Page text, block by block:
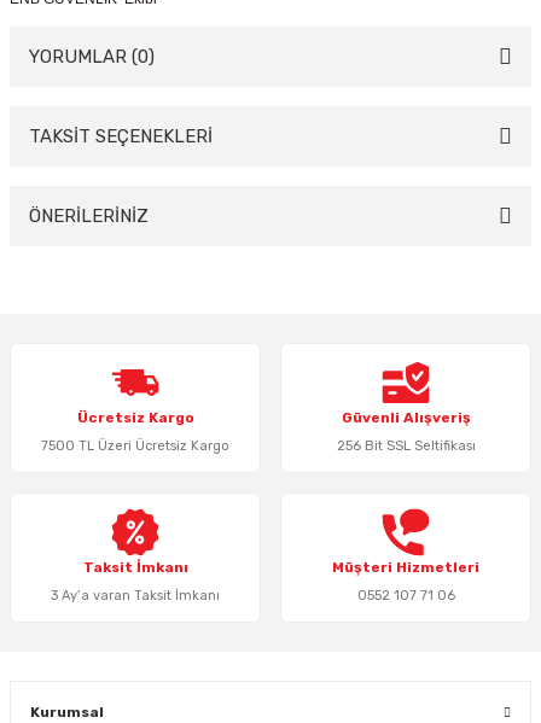
YORUMLAR (0)
Bu ürüne ilk yorumu siz yapın!
TAKSİT SEÇENEKLERİ
ÖNERİLERİNİZ
Ürün resmi kalitesiz, bozuk veya görüntülenemiyor.
Ürün açıklamasında eksik bilgiler bulunuyor.
Ürün bilgilerinde hatalar bulunuyor.
Bu ürüne benzer farklı alternatifler olmalı.
Ücretsiz Kargo
7500 TL Üzeri Ücretsiz Kargo
Güvenli Alışveriş
256 Bit SSL Seltifikası
Taksit İmkanı
3 Ay’a varan Taksit İmkanı
Müşteri Hizmetleri
0552 107 71 06
Kurumsal